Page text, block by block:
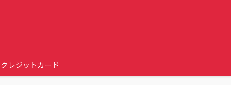
クレジットカード